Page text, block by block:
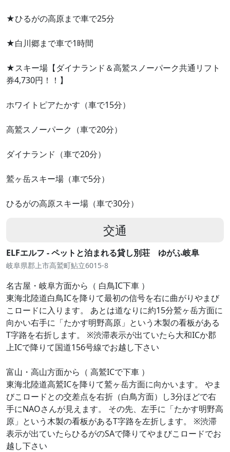
★ひるがの高原まで車で25分
★白川郷まで車で1時間
★スキー場【ダイナランド＆高鷲スノーパーク共通リフト
券4,730円！！】
ホワイトピアたかす（車で15分）
高鷲スノーパーク（車で20分）
ダイナランド（車で20分）
鷲ヶ岳スキー場（車で5分）
ひるがの高原スキー場（車で30分）
交通
ELFエルフ - ペットと泊まれる貸し別荘 ゆがふ岐阜
岐阜県郡上市高鷲町鮎立6015-8
名古屋・岐阜方面から（ 白鳥IC下車 ）
東海北陸道白鳥ICを降りて最初の信号を右に曲がりやまび
こロードに入ります。 あとは道なりに約15分鷲ヶ岳方面に
向かい右手に「たかす明野高原」という木製の看板がある
T字路を右折します。 ※渋滞表示が出ていたら大和ICか郡
上ICで降りて国道156号線でお越し下さい
富山・高山方面から（ 高鷲ICで下車 ）
東海北陸道高鷲ICを降りて鷲ヶ岳方面に向かいます。 やま
びこロードとの交差点を右折（白鳥方面）し3分ほどで右
手にNAOさんが見えます。 その先、左手に「たかす明野高
原」という木製の看板があるT字路を左折します。 ※渋滞
表示が出ていたらひるがのSAで降りてやまびこロードでお
越し下さい